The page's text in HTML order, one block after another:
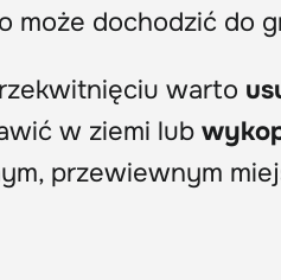
może dochodzić do
warto
w ziemi lub
przewiewnym